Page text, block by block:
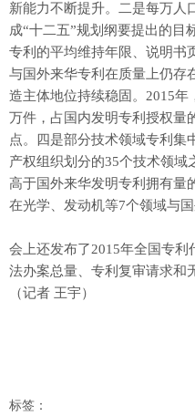
新能力不断提升。二是每万人
成“十二五”规划纲要提出的目
专利的平均维持年限、说明书
与国外来华专利在质量上仍存
造主体地位持续稳固。2015年
万件，占国内发明专利授权量
点。四是部分技术领域专利集
产权组织划分的35个技术领域
高于国外来华发明专利拥有量
在光学、发动机等7个领域与国
会上还发布了2015年全国专
法办案总量、专利复审请求和
（记者 王宇）
标签：